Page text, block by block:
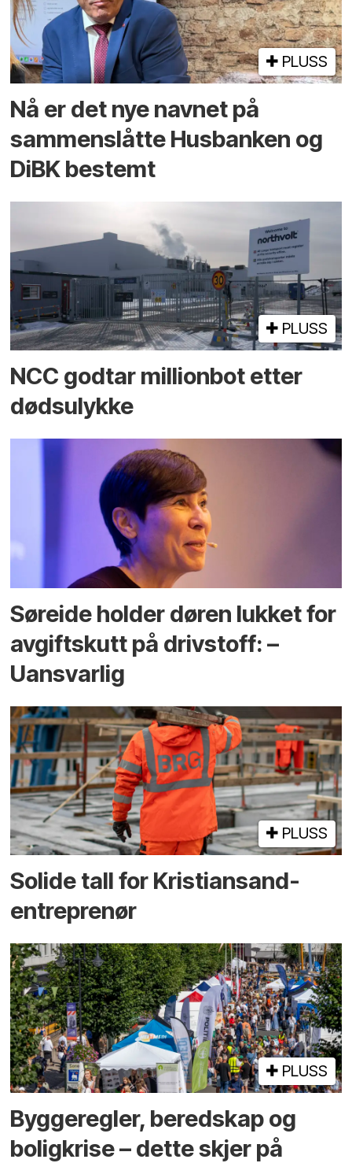
PLUSS
Nå er det nye navnet på
sammenslåtte Husbanken og
DiBK bestemt
PLUSS
NCC godtar millionbot etter
dødsulykke
Søreide holder døren lukket for
avgiftskutt på drivstoff: –
Uansvarlig
PLUSS
Solide tall for Kristiansand-
entreprenør
PLUSS
Bygge­regler, beredskap og
bolig­krise – dette skjer på